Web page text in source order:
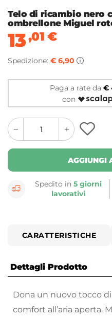
Telo di ricambio nero
ombrellone Miguel
13,01 €
Spedizione: € 6,90
Paga a rate da €
con
quantity
button
quantity
minus
button
AGGIUNGI
Spedito in5 giorni
lavorativi
CARATTERISTICHE
Dettagli Prodotto
Dona un nuovo tocco
comfort all’aria aperta.